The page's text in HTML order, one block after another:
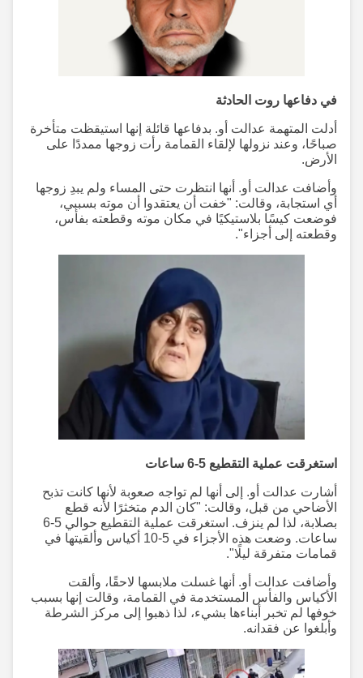
في دفاعها روت الحادثة
أدلت المتهمة عدالت أو. بدفاعها قائلة إنها استيقظت متأخرة
صباحًا، وعند نزولها لإلقاء القمامة رأت زوجها ممددًا على
الأرض.
وأضافت عدالت أو. أنها انتظرت حتى المساء ولم يبدِ زوجها
أي استجابة، وقالت: "خفت أن يعتقدوا أن موته بسببي،
فوضعت كيسًا بلاستيكيًا في مكان موته وقطعته بفأس،
وقطعته إلى أجزاء".
استغرقت عملية التقطيع 5-6 ساعات
أشارت عدالت أو. إلى أنها لم تواجه صعوبة لأنها كانت تذبح
الأضاحي من قبل، وقالت: "كان الدم متخثرًا لأنه قطع
بصلابة، لذا لم ينزف. استغرقت عملية التقطيع حوالي 5-6
ساعات. وضعت هذه الأجزاء في 5-10 أكياس وألقيتها في
قمامات متفرقة ليلًا".
وأضافت عدالت أو. أنها غسلت ملابسها لاحقًا، وألقت
الأكياس والفأس المستخدمة في القمامة، وقالت إنها بسبب
خوفها لم تخبر أبناءها بشيء، لذا ذهبوا إلى مركز الشرطة
وأبلغوا عن فقدانه.